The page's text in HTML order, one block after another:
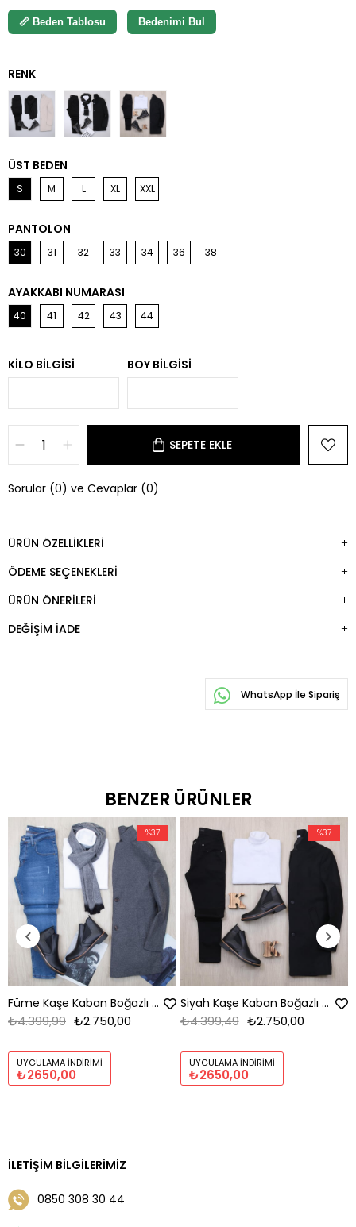
📏 Beden Tablosu Bedenimi Bul
ÜST BEDEN
S M L XL XXL
PANTOLON
30 31 32 33 34 36 38
AYAKKABI NUMARASI
40 41 42 43 44
KILO BILGISI BOY BILGISI
Sorular (0) ve Cevaplar (0)
ÜRÜN ÖZELLIKLERI
ÖDEME SEÇENEKLERI
ÜRÜN ÖNERILERI
DEĞIŞIM İADE
WhatsApp İle Sipariş
BENZER ÜRÜNLER
Füme Kaşe Kaban Boğazlı Body Pantolon Bot Kombin
₺2.750,00
₺4.399,99
UYGULAMA İNDIRIMI
₺2650,00
%37
Siyah Kaşe Kaban Boğazlı Body Pantolon Bot Kombin
₺2.750,00
₺4.399,49
UYGULAMA İNDIRIMI
₺2650,00
%37
İLETIŞIM BILGILERIMIZ
0850 308 30 44